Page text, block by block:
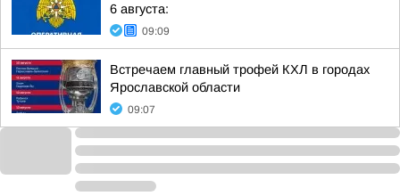
6 августа:
09:09
Встречаем главный трофей КХЛ в городах
Ярославской области
09:07